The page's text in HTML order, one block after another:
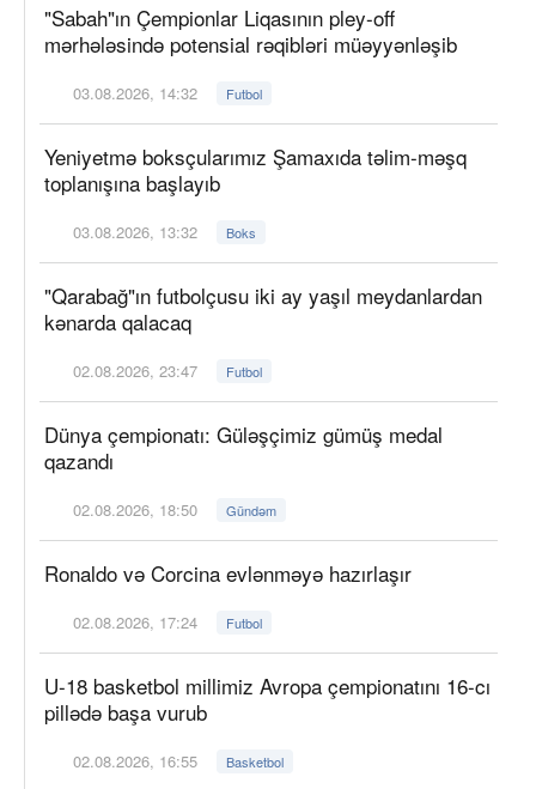
"Sabah"ın Çempionlar Liqasının pley-off
mərhələsində potensial rəqibləri müəyyənləşib
03.08.2026, 14:32 Futbol
Yeniyetmə boksçularımız Şamaxıda təlim-məşq
toplanışına başlayıb
03.08.2026, 13:32 Boks
"Qarabağ"ın futbolçusu iki ay yaşıl meydanlardan
kənarda qalacaq
02.08.2026, 23:47 Futbol
Dünya çempionatı: Güləşçimiz gümüş medal
qazandı
02.08.2026, 18:50 Gündəm
Ronaldo və Corcina evlənməyə hazırlaşır
02.08.2026, 17:24 Futbol
U-18 basketbol millimiz Avropa çempionatını 16-cı
pillədə başa vurub
02.08.2026, 16:55 Basketbol